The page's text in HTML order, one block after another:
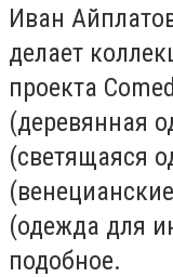
Иван
делает
проекта
(деревянная
(светящаяся
(одежда для
подобное.